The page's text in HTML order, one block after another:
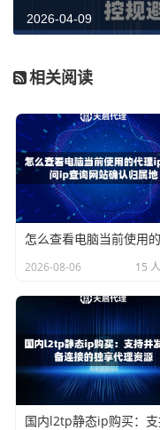
天启代理免费试
用户快速体验到核心服
好消息。
试用过程大致如下：
口，通常只需要简单
试用期间，你可以体验
高速稳定：试用时
络环境，IP可用率
协议全面：支持
议，方便你适配不
节点丰富：覆盖全
需要灵活选择。
通过试用，你可以亲
其是否能为你的业务
2026-04-09
相关阅读
2026-08-06 15